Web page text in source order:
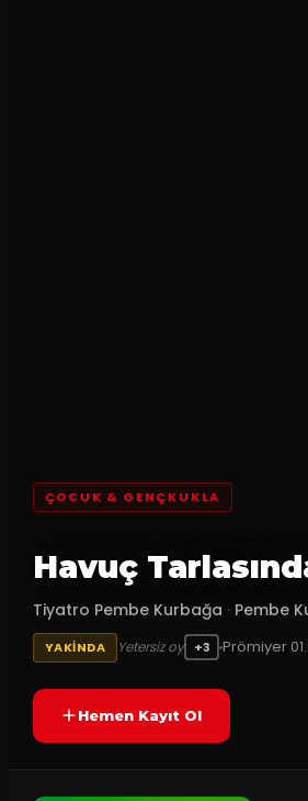
ÇOCUK & GENÇKUKLA
Havuç
Tiyatro Pembe Kurbağa · Pembe
YAKINDA Yetersiz oy +3 Prömiyer
Hemen Kayıt Ol